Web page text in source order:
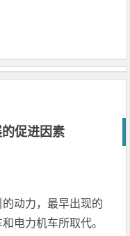
促进因素
动力，最早出现的
电力机车所取代。